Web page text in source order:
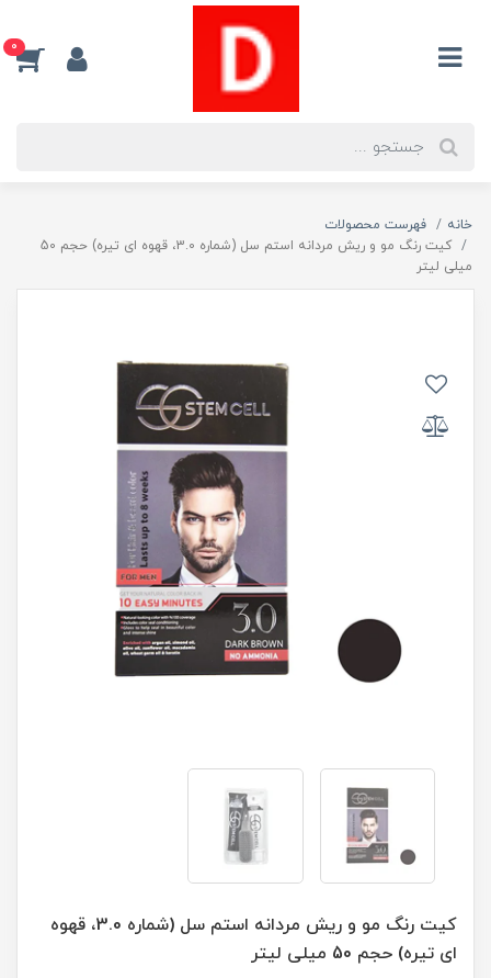
0
خانه
فهرست محصولات
کیت رنگ مو و ریش مردانه استم سل (شماره 3.0، قهوه ای تیره) حجم 50
میلی لیتر
کیت رنگ مو و ریش مردانه استم سل (شماره 3.0، قهوه
ای تیره) حجم 50 میلی لیتر